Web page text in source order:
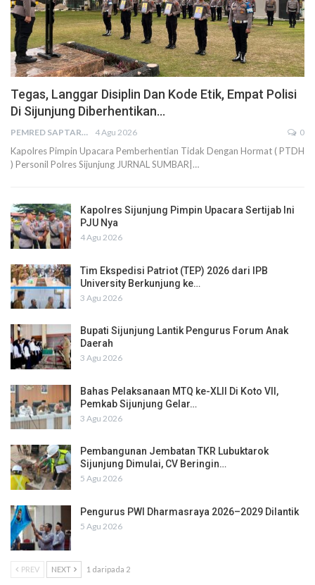
Tegas, Langgar Disiplin Dan Kode Etik, Empat Polisi
Di Sijunjung Diberhentikan…
PEMRED SAPTARIUS 4 Agu 2026 0
Kapolres Pimpin Upacara Pemberhentian Tidak Dengan Hormat ( PTDH
) Personil Polres Sijunjung JURNAL SUMBAR|…
Kapolres Sijunjung Pimpin Upacara Sertijab Ini
PJU Nya
4 Agu 2026
Tim Ekspedisi Patriot (TEP) 2026 dari IPB
University Berkunjung ke…
3 Agu 2026
Bupati Sijunjung Lantik Pengurus Forum Anak
Daerah
3 Agu 2026
Bahas Pelaksanaan MTQ ke-XLII Di Koto VII,
Pemkab Sijunjung Gelar…
3 Agu 2026
Pembangunan Jembatan TKR Lubuktarok
Sijunjung Dimulai, CV Beringin…
5 Agu 2026
Pengurus PWI Dharmasraya 2026–2029 Dilantik
5 Agu 2026
PREV NEXT 1 daripada 2